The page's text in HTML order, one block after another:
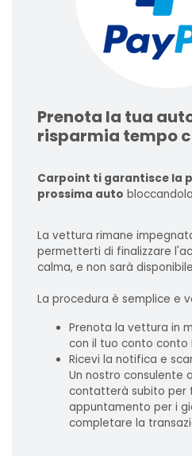
Prenota la tua
risparmia tempo
Carpoint ti garantisce la
prossima auto
La vettura rimane
permetterti di finalizzare
calma, e non sarà
La procedura è semplice e
Prenota la vettura in
con il tuo conto conto
Ricevi la notifica e
Un nostro consulente
contatterà subito per
appuntamento per i
completare la